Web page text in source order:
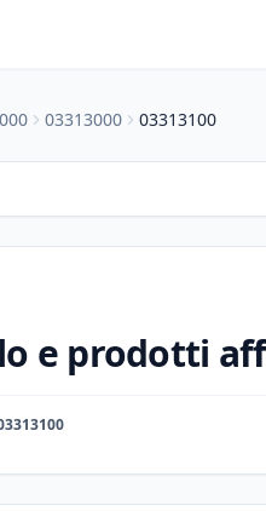
03313000 03313100
e prodotti